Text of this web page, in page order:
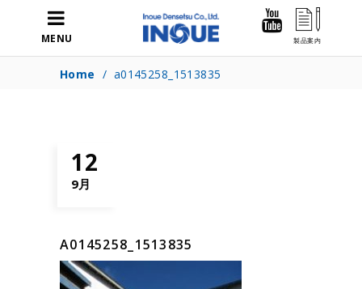
MENU
Home / a0145258_1513835
12
9月
A0145258_1513835